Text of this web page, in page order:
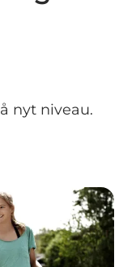
nyt niveau.